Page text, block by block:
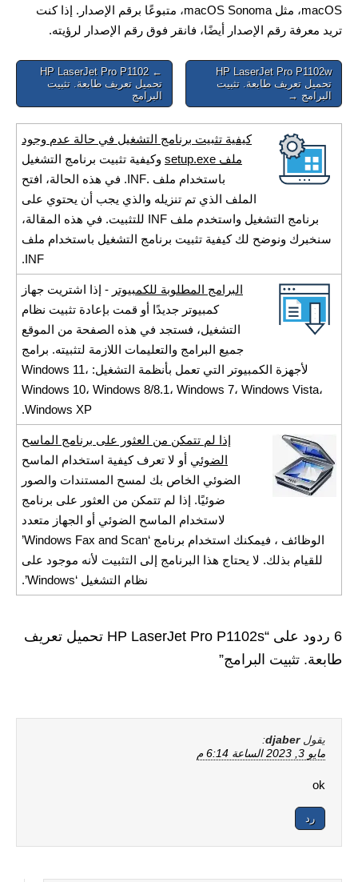
macOS، مثل macOS Sonoma، متبوعًا برقم الإصدار. إذا كنت
تريد معرفة رقم الإصدار أيضًا، فانقر فوق رقم الإصدار لرؤيته.
Post
navigation
← HP LaserJet Pro P1102
تحميل تعريف طابعة. تثبيت
البرامج
HP LaserJet Pro P1102w
تحميل تعريف طابعة. تثبيت
البرامج →
كيفية تثبيت برنامج التشغيل في حالة عدم وجود
ملف setup.exe
وكيفية تثبيت برنامج التشغيل
باستخدام ملف .INF. في هذه الحالة، افتح
الملف الذي تم تنزيله والذي يجب أن يحتوي على
برنامج التشغيل واستخدم ملف INF للتثبيت. في هذه المقالة،
سنخبرك ونوضح لك كيفية تثبيت برنامج التشغيل باستخدام ملف
INF.
البرامج المطلوبة للكمبيوتر - إذا اشتريت جهاز
كمبيوتر جديدًا أو قمت بإعادة تثبيت نظام
التشغيل، فستجد في هذه الصفحة من الموقع
جميع البرامج والتعليمات اللازمة لتثبيته. برامج
لأجهزة الكمبيوتر التي تعمل بأنظمة التشغيل: Windows 11،
Windows 10، Windows 8/8.1، Windows 7، Windows Vista،
Windows XP.
إذا لم تتمكن من العثور على برنامج الماسح
الضوئي أو لا تعرف كيفية استخدام الماسح
الضوئي الخاص بك لمسح المستندات والصور
ضوئيًا. إذا لم تتمكن من العثور على برنامج
لاستخدام الماسح الضوئي أو الجهاز متعدد
الوظائف ، فيمكنك استخدام برنامج ‘Windows Fax and Scan’
للقيام بذلك. لا يحتاج هذا البرنامج إلى التثبيت لأنه موجود على
نظام التشغيل ‘Windows’.
6 ردود على “HP LaserJet Pro P1102s تحميل تعريف
طابعة. تثبيت البرامج”
يقول djaber
:
مايو 3, 2023 الساعة 6:14 م
ok
رد